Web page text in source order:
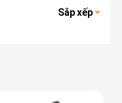
Sắp xếp